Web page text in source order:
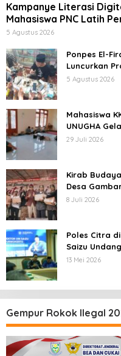
Kolom
Sim Salabim
16 Maret 2025
Poles Citra di Media, UIN
Saizu Undang Jurnalis dan
Pegiat Medsos
Kampanye Literasi
Mahasiswa PNC Latih
Pojok Pustaka
5 Agustus 2026
Ponpes El-
Luncurkan
JunioSmart,
5 Agustus 2026
Mahasiswa
UNUGHA
Edukasi
Cilacap
29 Juli 2026
Kirab
Desa
Purbalingga
8 Juli 2026
Poles Citra
Saizu
Pegiat Medsos
13 Mei 2026
Gempur Rokok Ilegal